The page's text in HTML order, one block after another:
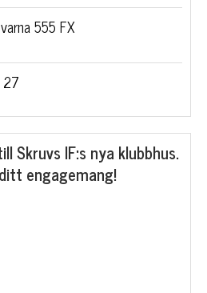
Skruvs IF:s nya klubbhus.
engagemang!
555 FX